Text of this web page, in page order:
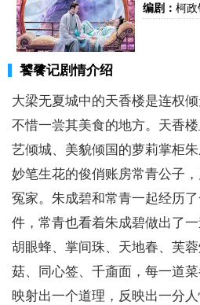
编剧：柯政
饕餮记剧情介绍
大梁无夏城中的天香楼是连权
不惜一尝其美食的地方。天香
艺倾城、美貌倾国的萝莉掌柜朱
妙笔生花的俊俏账房常青公子
冤家。朱成碧和常青一起经历
件，常青也看着朱成碧做出了一
胡眼蜂、掌间珠、天地春、芙
菇、同心签、千齑面，每一道
映射出一个道理，反映出一分